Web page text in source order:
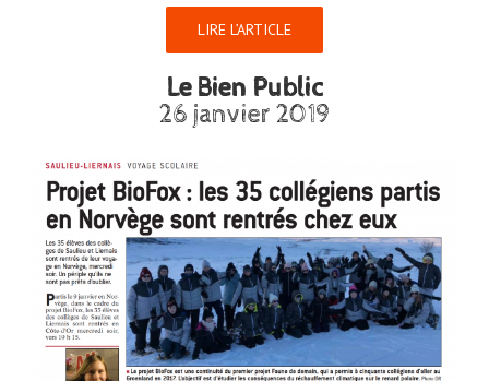
LIRE L’ARTICLE
Le Bien Public
26 janvier 2019